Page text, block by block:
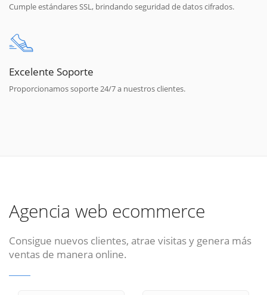
Cumple estándares SSL, brindando seguridad de datos cifrados.
Excelente Soporte
Proporcionamos soporte 24/7 a nuestros clientes.
Agencia web ecommerce
Consigue nuevos clientes, atrae visitas y genera más
ventas de manera online.